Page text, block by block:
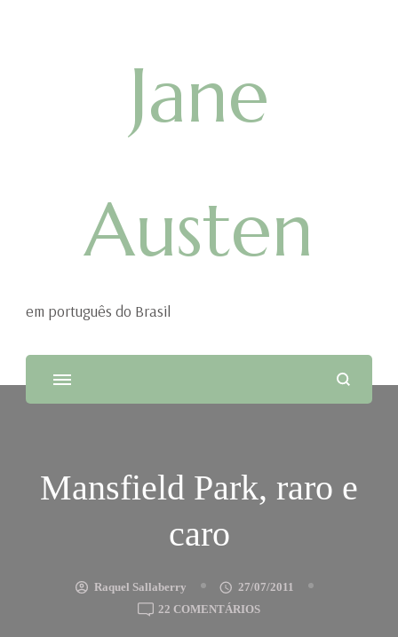
Jane
Austen
em português do Brasil
Mansfield Park, raro e
caro
Raquel Sallaberry
27/07/2011
22 COMENTÁRIOSEM